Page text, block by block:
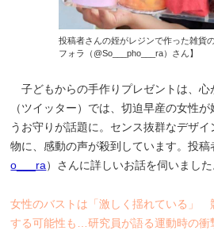
投稿者さんの姪がレジンで作った雑貨
フォラ（@So___pho___ra）さん】
子どもからの手作りプレゼントは、心
（ツイッター）では、切迫早産の女性
うお守りが話題に。センス抜群なデザ
物に、感動の声が殺到しています。投稿
o___ra）さんに詳しいお話を伺いました
女性のバストは「激しく揺れている」
する可能性も…研究員が語る運動時の衝